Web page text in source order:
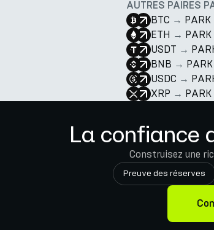
AUTRES PAIRES
BTC → PARK
ETH → PARK
USDT →
BNB → PARK
USDC →
XRP → PARK
La confiance
Construisez une
Preuve des réserves